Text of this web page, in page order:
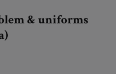
& uniforms